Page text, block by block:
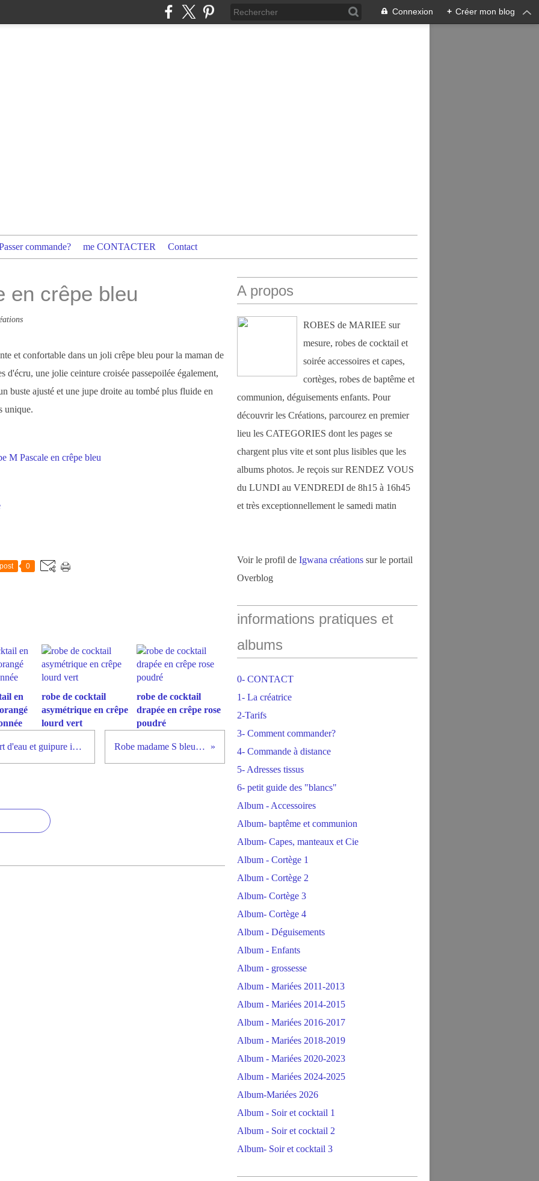
Connexion + Créer mon blog
commande? me CONTACTER Contact
en crêpe bleu
et confortable dans un joli crêpe bleu pour la maman de
d'écru, une jolie ceinture croisée passepoilée également,
buste ajusté et une jupe droite au tombé plus fluide en
unique.
0
en
robe de cocktail
asymétrique en crêpe
lourd vert
robe de cocktail
drapée en crêpe rose
poudré
Cortège Anne Claire en pêche, vert d'eau et guipure ivoire Robe madame S bleu roi
A propos
ROBES de MARIEE sur
mesure, robes de cocktail et
soirée accessoires et capes,
cortèges, robes de baptême et
communion, déguisements enfants. Pour
découvrir les Créations, parcourez en premier
lieu les CATEGORIES dont les pages se
chargent plus vite et sont plus lisibles que les
albums photos. Je reçois sur RENDEZ VOUS
du LUNDI au VENDREDI de 8h15 à 16h45
et très exceptionnellement le samedi matin
Voir le profil de Igwana créations sur le portail
Overblog
informations pratiques et
albums
0- CONTACT
1- La créatrice
2-Tarifs
3- Comment commander?
4- Commande à distance
5- Adresses tissus
6- petit guide des "blancs"
Album - Accessoires
Album- baptême et communion
Album- Capes, manteaux et Cie
Album - Cortège 1
Album - Cortège 2
Album- Cortège 3
Album- Cortège 4
Album - Déguisements
Album - Enfants
Album - grossesse
Album - Mariées 2011-2013
Album - Mariées 2014-2015
Album - Mariées 2016-2017
Album - Mariées 2018-2019
Album - Mariées 2020-2023
Album - Mariées 2024-2025
Album-Mariées 2026
Album - Soir et cocktail 1
Album - Soir et cocktail 2
Album- Soir et cocktail 3